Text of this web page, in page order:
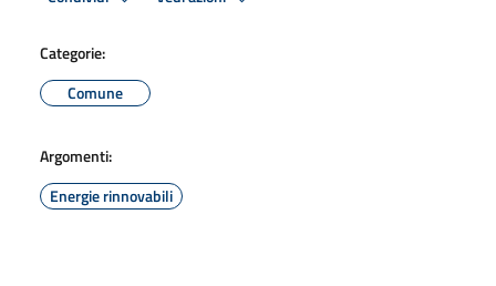
Categorie:
Comune
Argomenti:
Energie rinnovabili